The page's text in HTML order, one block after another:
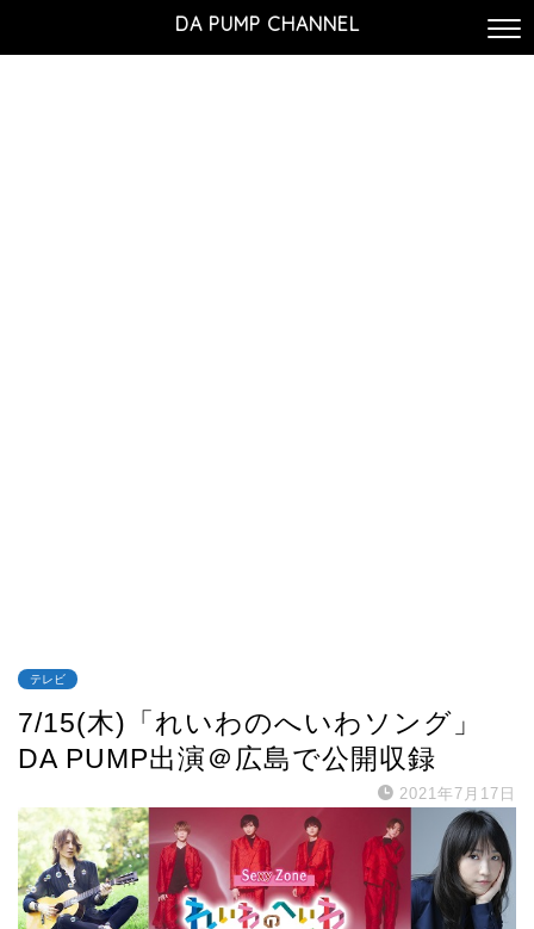
DA PUMP CHANNEL
テレビ
7/15(木)「れいわのへいわソング」
DA PUMP出演＠広島で公開収録
2021年7月17日